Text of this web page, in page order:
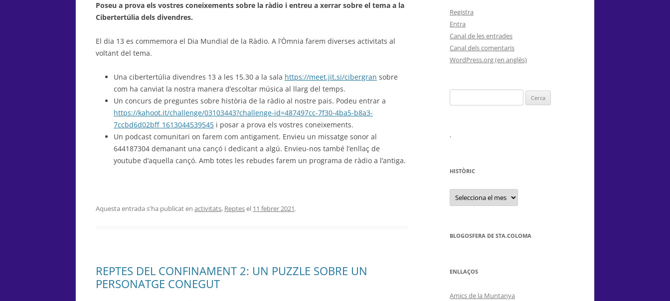
Poseu a prova els vostres coneixements sobre la ràdio i entreu a xerrar sobre el tema a la
Cibertertúlia dels divendres.
El dia 13 es commemora el Dia Mundial de la Ràdio. A l’Òmnia farem diverses activitats al
voltant del tema.
Una cibertertúlia divendres 13 a les 15.30 a la sala https://meet.jit.si/cibergran sobre
com ha canviat la nostra manera d’escoltar música al llarg del temps.
Un concurs de preguntes sobre història de la ràdio al nostre pais. Podeu entrar a
https://kahoot.it/challenge/03103443?challenge-id=487497cc-7f30-4ba5-b8a3-
7ccbd6d02bff_1613044539545 i posar a prova els vostres coneixements.
Un podcast comunitari on farem com antigament. Envieu un missatge sonor al
644187304 demanant una cançó i dedicant a algú. Envieu-nos també l’enllaç de
youtube d’aquella cançó. Amb totes les rebudes farem un programa de ràdio a l’antiga.
Aquesta entrada s'ha publicat en activitats, Reptesel 11 febrer 2021.
REPTES DEL CONFINAMENT 2: UN PUZZLE SOBRE UN
PERSONATGE CONEGUT
Registra
Entra
Canal de les entrades
Canal dels comentaris
WordPress.org (en anglès)
.
HISTÒRIC
HISTÒRIC
BLOGOSFERA DE STA.COLOMA
ENLLAÇOS
Amics de la Muntanya